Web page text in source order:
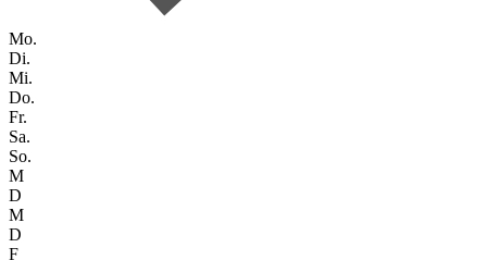
Mo.
Di.
Mi.
Do.
Fr.
Sa.
So.
M
D
M
D
F